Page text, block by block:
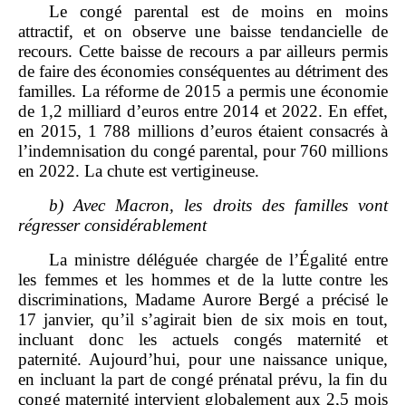
Le congé parental est de moins en moins
attractif, et on observe une baisse tendancielle de
recours. Cette baisse de recours a par ailleurs permis
de faire des économies conséquentes au détriment des
familles. La réforme de 2015 a permis une économie
de 1,2 milliard d’euros entre 2014 et 2022. En effet,
en 2015, 1 788 millions d’euros étaient consacrés à
l’indemnisation du congé parental, pour 760 millions
en 2022. La chute est vertigineuse.
b) Avec Macron, les droits des familles vont
régresser considérablement
La ministre déléguée chargée de l’Égalité entre
les femmes et les hommes et de la lutte contre les
discriminations, Madame Aurore Bergé a précisé le
17 janvier, qu’il s’agirait bien de six mois en tout,
incluant donc les actuels congés maternité et
paternité. Aujourd’hui, pour une naissance unique,
en incluant la part de congé prénatal prévu, la fin du
congé maternité intervient globalement aux 2,5 mois